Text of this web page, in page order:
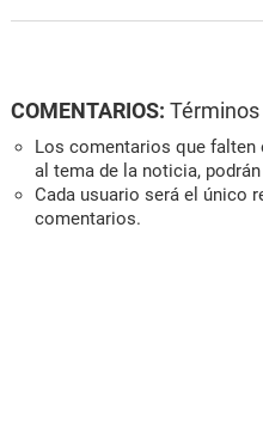
COMENTARIOS:
Los comentarios que falten
al tema de la noticia,
Cada usuario será el único
comentarios.